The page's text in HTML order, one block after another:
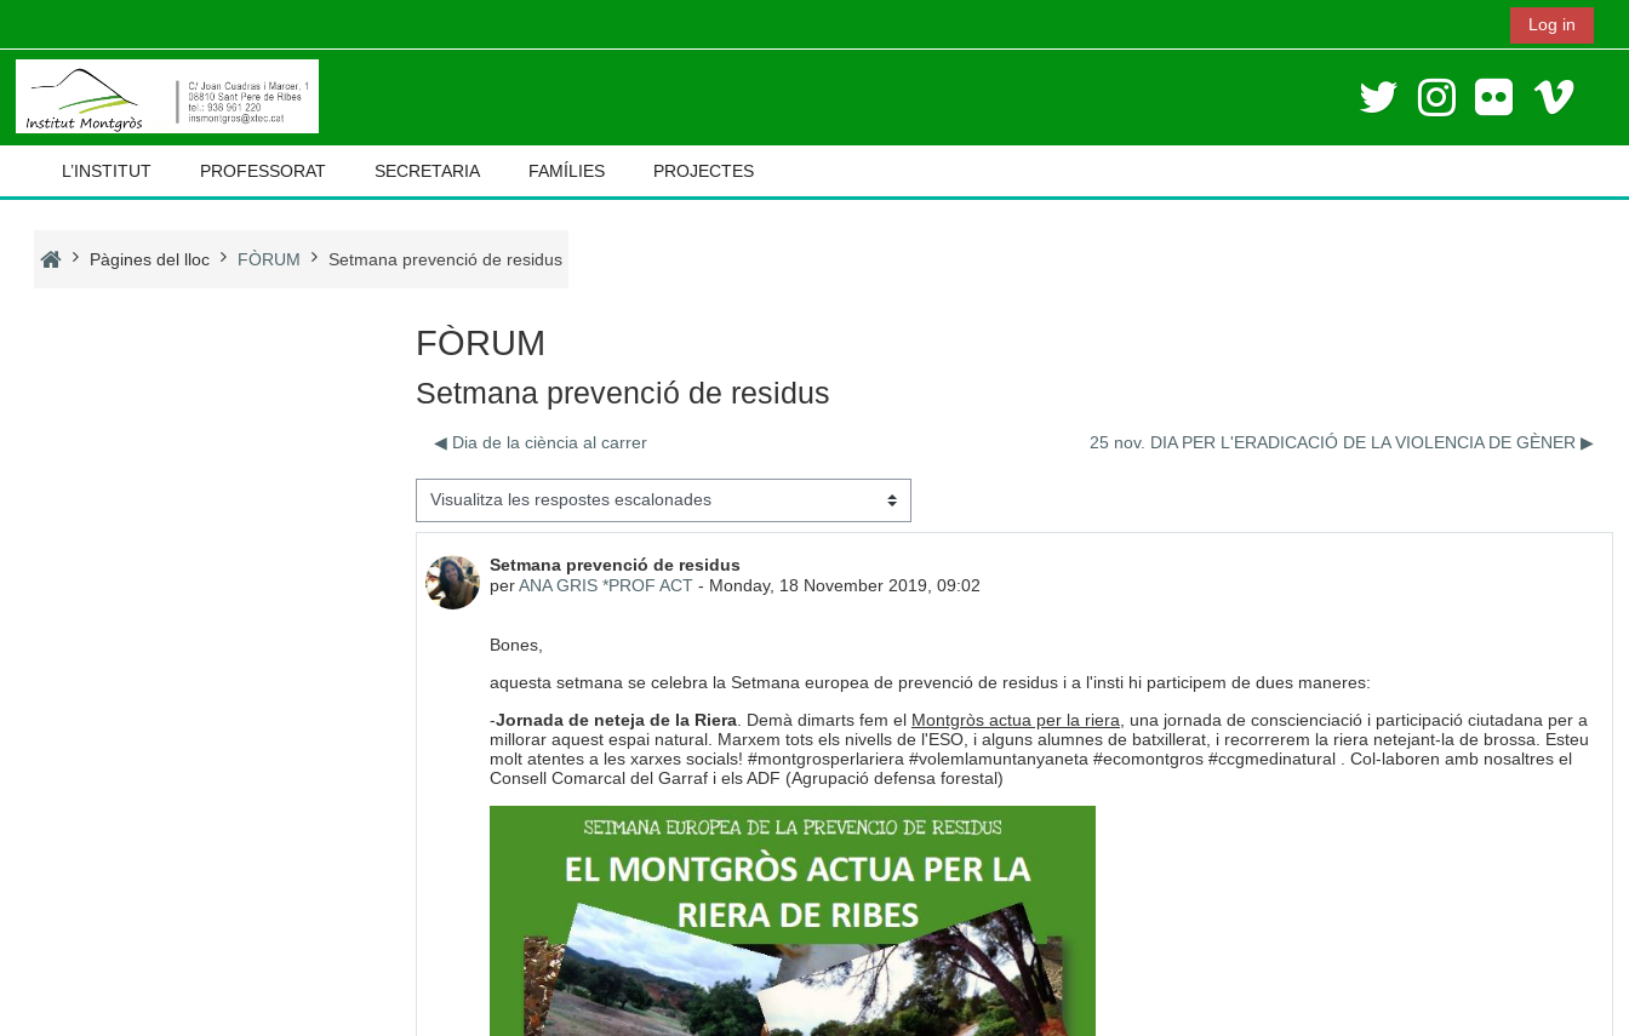
Log in
L’INSTITUT PROFESSORAT SECRETARIA FAMÍLIES PROJECTES
Pàgines del lloc FÒRUM Setmana prevenció de residus
FÒRUM
Setmana prevenció de residus
◀︎ Dia de la ciència al carrer 25 nov. DIA PER L'ERADICACIÓ DE LA VIOLENCIA DE GÈNER ▶︎
Mode de visualització
Setmana prevenció de residus
perANA GRIS *PROF ACT- Monday, 18 November 2019, 09:02
Nombre de respostes: 0
Bones,
aquesta setmana se celebra la Setmana europea de prevenció de residus i a l'insti hi participem de dues maneres:
-Jornada de neteja de la Riera. Demà dimarts fem el Montgròs actua per la riera , una jornada de conscienciació i participació ciutadana per a
millorar aquest espai natural. Marxem tots els nivells de l'ESO, i alguns alumnes de batxillerat, i recorrerem la riera netejant-la de brossa. Esteu
molt atentes a les xarxes socials! #montgrosperlariera #volemlamuntanyaneta #ecomontgros #ccgmedinatural . Col-laboren amb nosaltres el
Consell Comarcal del Garraf i els ADF (Agrupació defensa forestal)